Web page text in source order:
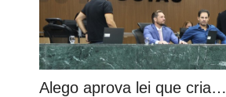
Alego aprova lei que cria…